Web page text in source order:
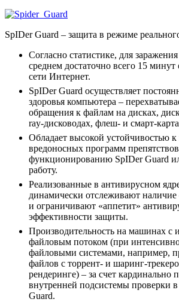
SpIDer Guard – защита в режиме
Согласно статистике, для
среднем достаточно всего 15 минут
сети Интернет.
SpIDer Guard осуществляет
здоровья компьютера –
обращения к файлам на дисках,
ray-дисководах, флеш- и смарт-
Обладает высокой устойчивостью
вредоносных программ
функционированию SpIDer Guard
работу.
Реализованные в антивирусном
динамически отслеживают наличие
и ограничивают «аппетит»
эффективности защиты.
Производительность на машинах с
файловым потоком (при
файловыми системами, например,
файлов с торрент- и шаринг-
рендеринге) – за счет кардинально
внутренней подсистемы проверки
Guard.